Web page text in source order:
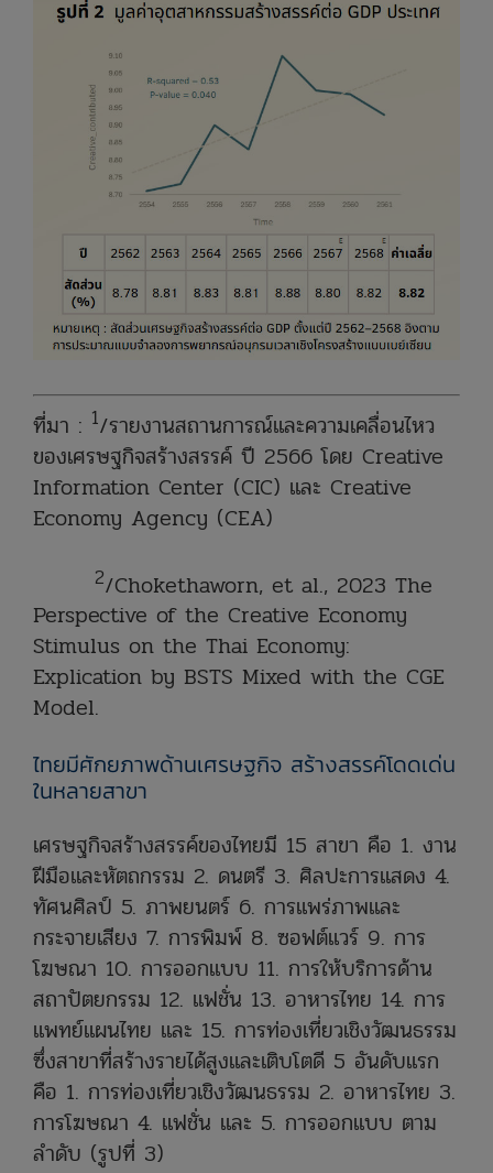
ที่มา : 1/รายงานสถานการณ์และความเคลื่อนไหว
ของเศรษฐกิจสร้างสรรค์ ปี 2566 โดย Creative
Information Center (CIC) และ Creative
Economy Agency (CEA)
2/Chokethaworn, et al., 2023 The
Perspective of the Creative Economy
Stimulus on the Thai Economy:
Explication by BSTS Mixed with the CGE
Model.
ไทยมีศักยภาพด้านเศรษฐกิจ สร้างสรรค์โดดเด่น
ในหลายสาขา
เศรษฐกิจสร้างสรรค์ของไทยมี 15 สาขา คือ 1. งาน
ฝีมือและหัตถกรรม 2. ดนตรี 3. ศิลปะการแสดง 4.
ทัศนศิลป์ 5. ภาพยนตร์ 6. การแพร่ภาพและ
กระจายเสียง 7. การพิมพ์ 8. ซอฟต์แวร์ 9. การ
โฆษณา 10. การออกแบบ 11. การให้บริการด้าน
สถาปัตยกรรม 12. แฟชั่น 13. อาหารไทย 14. การ
แพทย์แผนไทย และ 15. การท่องเที่ยวเชิงวัฒนธรรม
ซึ่งสาขาที่สร้างรายได้สูงและเติบโตดี 5 อันดับแรก
คือ 1. การท่องเที่ยวเชิงวัฒนธรรม 2. อาหารไทย 3.
การโฆษณา 4. แฟชั่น และ 5. การออกแบบ ตาม
ลำดับ (รูปที่ 3)